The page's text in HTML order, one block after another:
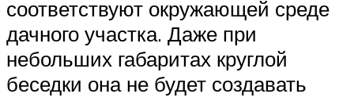
соответствуют окружающей среде
дачного участка. Даже при
небольших габаритах круглой
беседки она не будет создавать